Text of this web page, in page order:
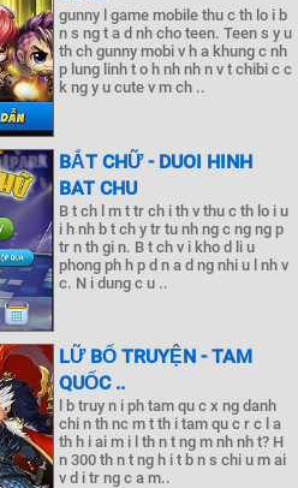
gunny l game mobile thu c th lo i b
n s ng t a d nh cho teen. Teen s y u
th ch gunny mobi v h a khung c nh
p lung linh t o h nh nh n v t chibi c c
k ng y u cute v m ch ..
BẮT CHỮ - DUOI HINH
BAT CHU
B t ch l m t tr ch i th v thu c th lo i u
i h nh b t ch y tr tu nh ng c ng ng p
tr n th gi n. B t ch v i kho d li u
phong ph h p d n a d ng nhi u l nh v
c. N i dung c u ..
LỮ BỐ TRUYỆN - TAM
QUỐC ..
l b truy n i ph tam qu c x ng danh
chi n th nc m t th i tam qu c r c l a
th h i ai m i l th n t ng m nh nh t? H
n 300 th n t ng h i t b n s chi u m ai
v d i tr ng c a m..